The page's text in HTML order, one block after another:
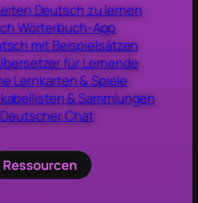
Deutsch zu lernen
Wörterbuch-App
mit Beispielsätzen
für Lernende
Lernkarten & Spiele
& Sammlungen
Chat
Ressourcen